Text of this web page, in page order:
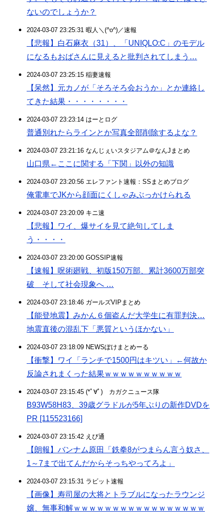
ないのでしょうか？
2024-03-07 23:25:31 暇人＼(^o^)／速報
【悲報】白石麻衣（31）、「UNIQLO:C」のモデル
になるもおばさんに見えると批判されてしまう…
2024-03-07 23:25:15 稲妻速報
【呆然】元カノが「そろそろ会おうか」とか連絡し
てきた結果・・・・・・・・
2024-03-07 23:23:14 はーとログ
普通別れたらラインとか写真全部削除するよな？
2024-03-07 23:21:16 なんじぇいスタジアム＠なんJまとめ
山口県←ここに関する「下関」以外の知識
2024-03-07 23:20:56 エレファント速報：SSまとめブログ
俺電車でJKから顔面にくしゃみぶっかけられる
2024-03-07 23:20:09 キニ速
【悲報】ワイ、爆サイを見て絶句してしま
う・・・・
2024-03-07 23:20:00 GOSSIP速報
【速報】呪術廻戦、初版150万部、累計3600万部突
破 そして社会現象へ …
2024-03-07 23:18:46 ガールズVIPまとめ
【能登地震】みかん６個盗んだ大学生に有罪判決…
地震直後の混乱下「悪質というほかない」
2024-03-07 23:18:09 NEWSぽけまとめーる
【衝撃】ワイ「ランチで1500円はキツい」←何故か
反論されまくった結果ｗｗｗｗｗｗｗｗｗｗ
2024-03-07 23:15:45 (*ﾟ∀ﾟ)ゞカガクニュース隊
B93W58H83、39歳グラドルが5年ぶりの新作DVDを
PR [115523166]
2024-03-07 23:15:42 えび通
【朗報】バンナム原田「鉄拳8がつまらん言う奴さ、
1～7まで出てんだからそっちやってろよ」
2024-03-07 23:15:31 ラビット速報
【画像】寿司屋の大将とトラブルになったラウンジ
嬢、無事和解ｗｗｗｗｗｗｗｗｗｗｗｗｗｗｗｗｗ